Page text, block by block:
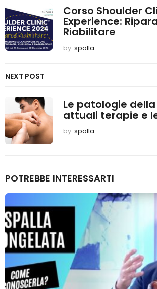
n
a
t
o
Corso Shoulder
Experience:
Riabilitare
by spalla
NEXT POST
Le patologie
attuali terapie e
by spalla
POTREBBE INTERESSARTI